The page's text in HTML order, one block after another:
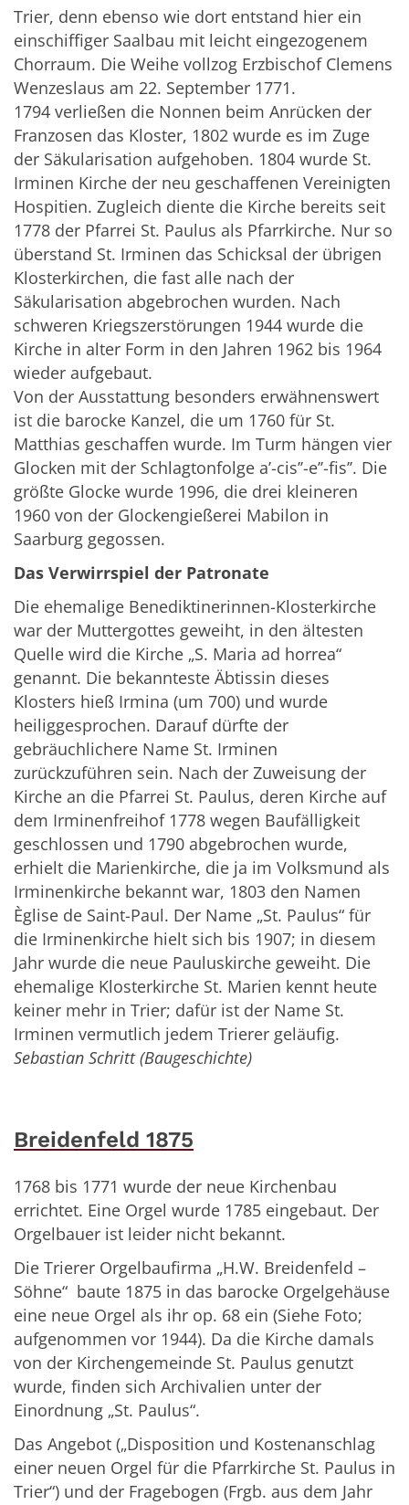
Trier, denn ebenso wie dort entstand hier ein
einschiffiger Saalbau mit leicht eingezogenem
Chorraum. Die Weihe vollzog Erzbischof Clemens
Wenzeslaus am 22. September 1771.
1794 verließen die Nonnen beim Anrücken der
Franzosen das Kloster, 1802 wurde es im Zuge
der Säkularisation aufgehoben. 1804 wurde St.
Irminen Kirche der neu geschaffenen Vereinigten
Hospitien. Zugleich diente die Kirche bereits seit
1778 der Pfarrei St. Paulus als Pfarrkirche. Nur so
überstand St. Irminen das Schicksal der übrigen
Klosterkirchen, die fast alle nach der
Säkularisation abgebrochen wurden. Nach
schweren Kriegszerstörungen 1944 wurde die
Kirche in alter Form in den Jahren 1962 bis 1964
wieder aufgebaut.
Von der Ausstattung besonders erwähnenswert
ist die barocke Kanzel, die um 1760 für St.
Matthias geschaffen wurde. Im Turm hängen vier
Glocken mit der Schlagtonfolge a’-cis’’-e’’-fis’’. Die
größte Glocke wurde 1996, die drei kleineren
1960 von der Glockengießerei Mabilon in
Saarburg gegossen.
Das Verwirrspiel der Patronate
Die ehemalige Benediktinerinnen-Klosterkirche
war der Muttergottes geweiht, in den ältesten
Quelle wird die Kirche „S. Maria ad horrea“
genannt. Die bekannteste Äbtissin dieses
Klosters hieß Irmina (um 700) und wurde
heiliggesprochen. Darauf dürfte der
gebräuchlichere Name St. Irminen
zurückzuführen sein. Nach der Zuweisung der
Kirche an die Pfarrei St. Paulus, deren Kirche auf
dem Irminenfreihof 1778 wegen Baufälligkeit
geschlossen und 1790 abgebrochen wurde,
erhielt die Marienkirche, die ja im Volksmund als
Irminenkirche bekannt war, 1803 den Namen
Èglise de Saint-Paul. Der Name „St. Paulus“ für
die Irminenkirche hielt sich bis 1907; in diesem
Jahr wurde die neue Pauluskirche geweiht. Die
ehemalige Klosterkirche St. Marien kennt heute
keiner mehr in Trier; dafür ist der Name St.
Irminen vermutlich jedem Trierer geläufig.
Sebastian Schritt (Baugeschichte)
Breidenfeld 1875
1768 bis 1771 wurde der neue Kirchenbau
errichtet. Eine Orgel wurde 1785 eingebaut. Der
Orgelbauer ist leider nicht bekannt.
Die Trierer Orgelbaufirma „H.W. Breidenfeld –
Söhne“ baute 1875 in das barocke Orgelgehäuse
eine neue Orgel als ihr op. 68 ein (Siehe Foto;
aufgenommen vor 1944). Da die Kirche damals
von der Kirchengemeinde St. Paulus genutzt
wurde, finden sich Archivalien unter der
Einordnung „St. Paulus“.
Das Angebot („Disposition und Kostenanschlag
einer neuen Orgel für die Pfarrkirche St. Paulus in
Trier“) und der Fragebogen (Frgb. aus dem Jahr